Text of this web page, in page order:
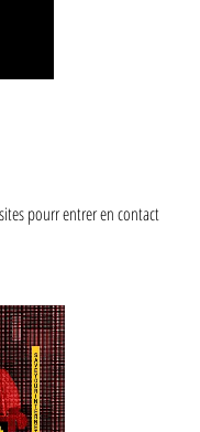
pourr entrer en contact